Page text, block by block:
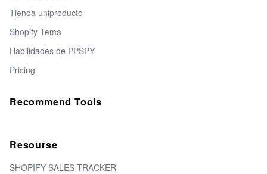
Tienda uniproducto
Shopify Tema
Habilidades de PPSPY
Pricing
Recommend Tools
Resourse
SHOPIFY SALES TRACKER